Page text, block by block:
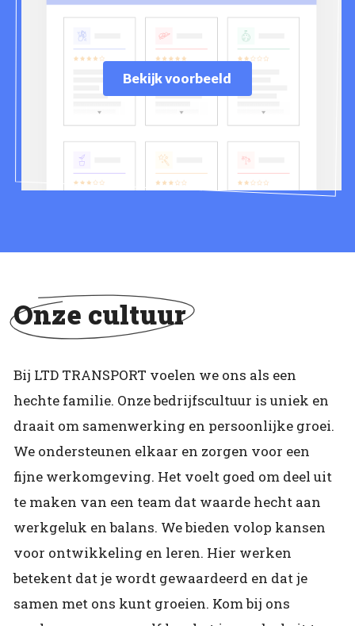
Bekijk voorbeeld
Onze cultuur
Bij LTD TRANSPORT voelen we ons als een
hechte familie. Onze bedrijfscultuur is uniek en
draait om samenwerking en persoonlijke groei.
We ondersteunen elkaar en zorgen voor een
fijne werkomgeving. Het voelt goed om deel uit
te maken van een team dat waarde hecht aan
werkgeluk en balans. We bieden volop kansen
voor ontwikkeling en leren. Hier werken
betekent dat je wordt gewaardeerd en dat je
samen met ons kunt groeien. Kom bij ons